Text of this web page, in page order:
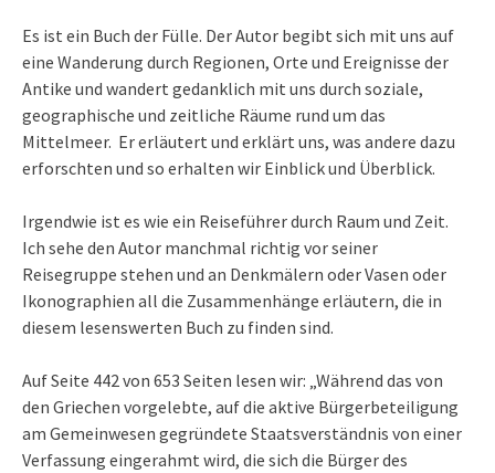
Es ist ein Buch der Fülle. Der Autor begibt sich mit uns auf
eine Wanderung durch Regionen, Orte und Ereignisse der
Antike und wandert gedanklich mit uns durch soziale,
geographische und zeitliche Räume rund um das
Mittelmeer. Er erläutert und erklärt uns, was andere dazu
erforschten und so erhalten wir Einblick und Überblick.
Irgendwie ist es wie ein Reiseführer durch Raum und Zeit.
Ich sehe den Autor manchmal richtig vor seiner
Reisegruppe stehen und an Denkmälern oder Vasen oder
Ikonographien all die Zusammenhänge erläutern, die in
diesem lesenswerten Buch zu finden sind.
Auf Seite 442 von 653 Seiten lesen wir: „Während das von
den Griechen vorgelebte, auf die aktive Bürgerbeteiligung
am Gemeinwesen gegründete Staatsverständnis von einer
Verfassung eingerahmt wird, die sich die Bürger des